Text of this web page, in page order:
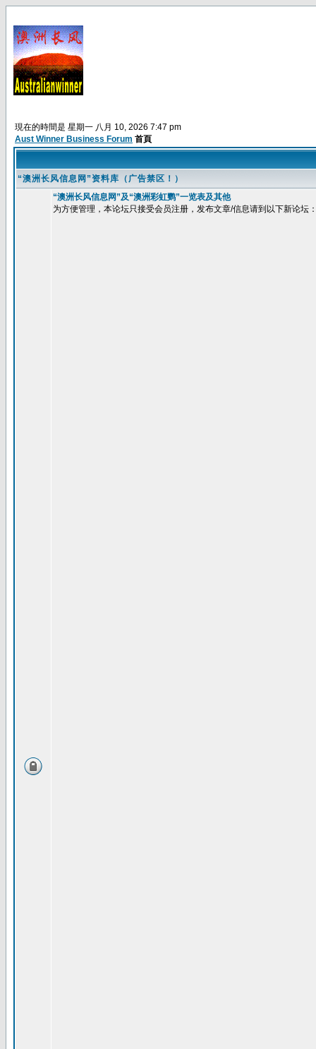
現在的時間是 星期一 八月 10, 2026 7:47 pm
Aust Winner Business Forum 首頁
“澳洲长风信息网”资料库（广告禁区！）
“澳洲长风信息网”及“澳洲彩虹鹦”一览表及其他
为方便管理，本论坛只接受会员注册，发布文章/信息请到以下新论坛